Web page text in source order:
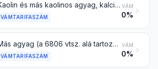
Kaolin és más kaolinos agyag, kalcinálva is
VÁMTARIFASZÁM
VÁM
0%
Más agyag (a 6806 vtsz. alá tartozó duzzasztott agyag kivételével), andaluzit, kianit és szilimanit, kalcinálva is; mullit; samott vagy dinaszföld
VÁMTARIFASZÁM
VÁM
0%